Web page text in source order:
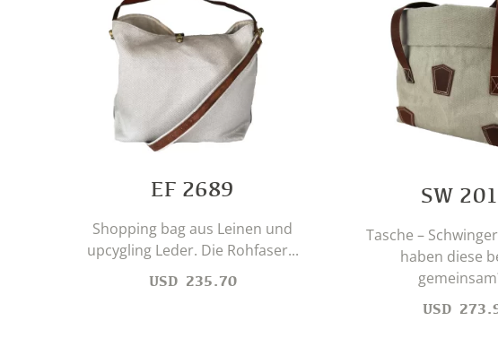
EF 2689
Shopping bag aus Leinen und
upcygling Leder. Die Rohfaser...
USD 235.70
SW
Tasche –
haben diese
USD